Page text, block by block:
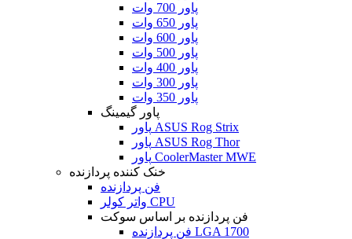
پاور 700 وات
پاور 650 وات
پاور 600 وات
پاور 500 وات
پاور 400 وات
پاور 300 وات
پاور 350 وات
پاور گیمینگ
پاور ASUS Rog Strix
پاور ASUS Rog Thor
پاور CoolerMaster MWE
خنک کننده پردازنده
فن پردازنده
واتر کولر CPU
فن پردازنده بر اساس سوکت
فن پردازنده LGA 1700